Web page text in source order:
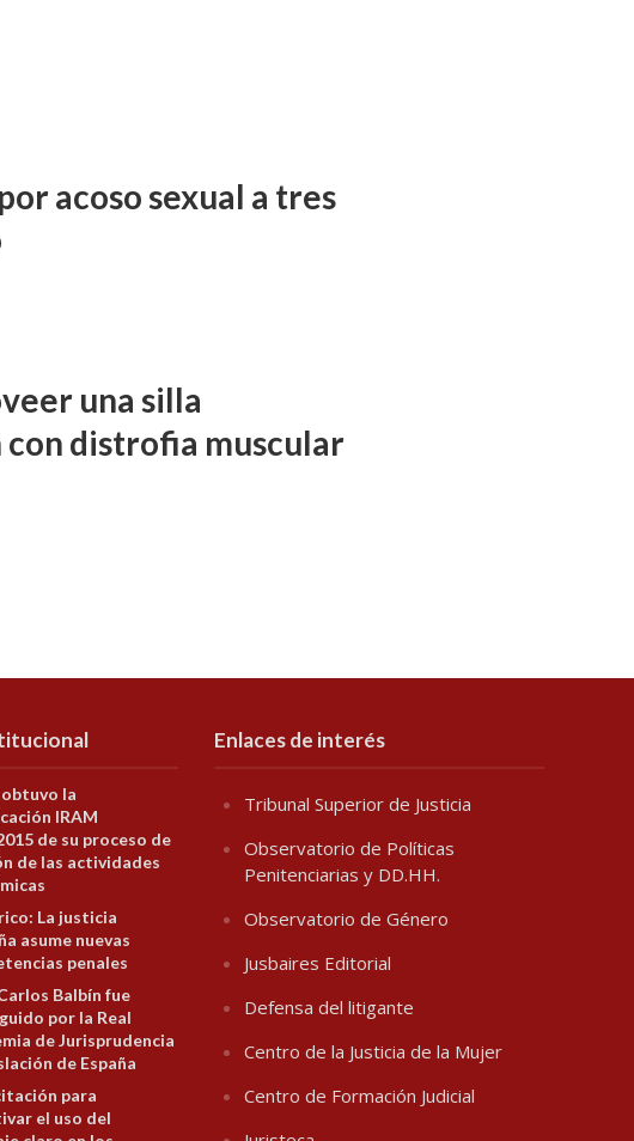
acoso sexual a tres
una silla
distrofia muscular
obtuvo la
IRAM
de su proceso de
de las actividades
La justicia
asume nuevas
penales
Balbín fue
por la Real
de Jurisprudencia
de España
para
el uso del
Enlaces de interés
Tribunal Superior de Justicia
Observatorio de Políticas
Penitenciarias y DD.HH.
Observatorio de Género
Jusbaires Editorial
Defensa del litigante
Centro de la Justicia de la Mujer
Centro de Formación Judicial